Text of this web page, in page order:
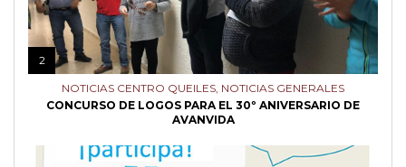
2
NOTICIAS CENTRO QUEILES NOTICIAS GENERALES
CONCURSO DE LOGOS PARA EL 30º ANIVERSARIO DE
AVANVIDA